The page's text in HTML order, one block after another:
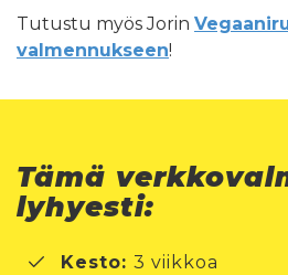
Tutustu myös Jorin
valmennukseen!
Tämä
lyhyesti:
Kesto: 3 viikkoa